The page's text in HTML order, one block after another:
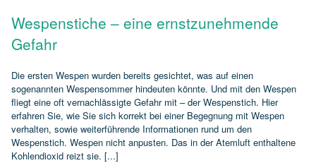
Wespenstiche – eine ernstzunehmende
Gefahr
Die ersten Wespen wurden bereits gesichtet, was auf einen
sogenannten Wespensommer hindeuten könnte. Und mit den Wespen
fliegt eine oft vernachlässigte Gefahr mit – der Wespenstich. Hier
erfahren Sie, wie Sie sich korrekt bei einer Begegnung mit Wespen
verhalten, sowie weiterführende Informationen rund um den
Wespenstich. Wespen nicht anpusten. Das in der Atemluft enthaltene
Kohlendioxid reizt sie. [...]